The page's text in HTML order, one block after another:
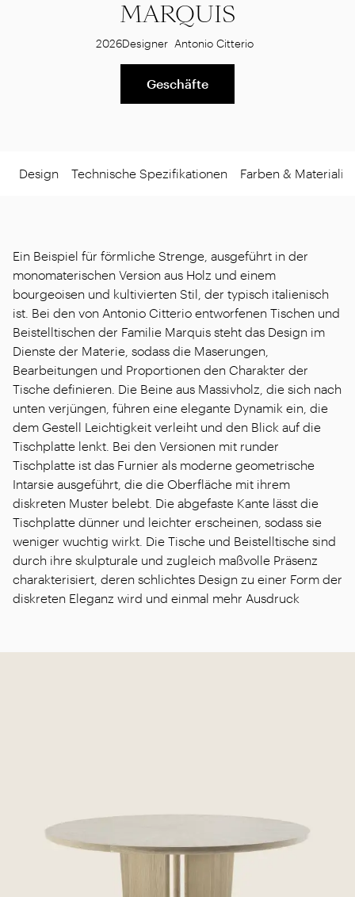
MARQUIS
2026Designer Antonio Citterio
Geschäfte
Design Technische Spezifikationen Farben &
Ein Beispiel für förmliche Strenge, ausgeführt in der
monomaterischen Version aus Holz und einem
bourgeoisen und kultivierten Stil, der typisch italienisch
ist. Bei den von Antonio Citterio entworfenen Tischen und
Beistelltischen der Familie Marquis steht das Design im
Dienste der Materie, sodass die Maserungen,
Bearbeitungen und Proportionen den Charakter der
Tische definieren. Die Beine aus Massivholz, die sich nach
unten verjüngen, führen eine elegante Dynamik ein, die
dem Gestell Leichtigkeit verleiht und den Blick auf die
Tischplatte lenkt. Bei den Versionen mit runder
Tischplatte ist das Furnier als moderne geometrische
Intarsie ausgeführt, die die Oberfläche mit ihrem
diskreten Muster belebt. Die abgefaste Kante lässt die
Tischplatte dünner und leichter erscheinen, sodass sie
weniger wuchtig wirkt. Die Tische und Beistelltische sind
durch ihre skulpturale und zugleich maßvolle Präsenz
charakterisiert, deren schlichtes Design zu einer Form der
diskreten Eleganz wird und einmal mehr Ausdruck